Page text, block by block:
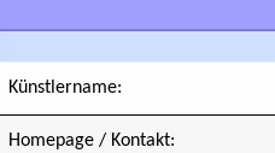
Künstlername:
Homepage / Kontakt: